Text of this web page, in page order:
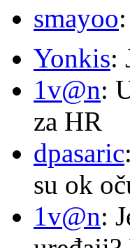
smayoo
Yonkis:
1v@n:
za HR
dpasaric
su ok
1v@n: